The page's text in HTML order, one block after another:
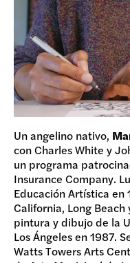
Un angelino nativo,
con Charles White y
un programa
Insurance Company.
Educación Artística en
California, Long
pintura y dibujo de la
Los Ángeles en 1987.
Watts Towers Arts